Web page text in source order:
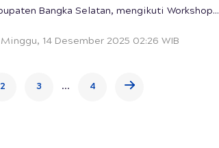
Bangka Selatan, mengikuti Workshop...
Minggu, 14 Desember 2025 02:26 WIB
2 3 ... 4